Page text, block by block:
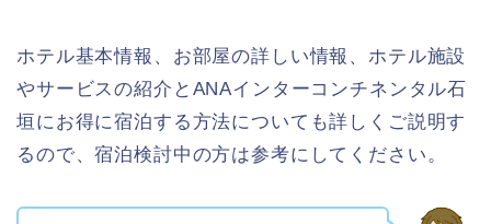
ホテル基本情報、お部屋の詳しい情報、ホテル施設
やサービスの紹介とANAインターコンチネンタル石
垣にお得に宿泊する方法についても詳しくご説明す
るので、宿泊検討中の方は参考にしてください。